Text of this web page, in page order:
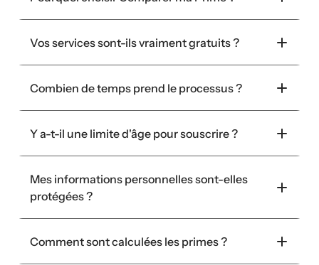
Vos services sont-ils vraiment gratuits ?
Combien de temps prend le processus ?
Y a-t-il une limite d'âge pour souscrire ?
Mes informations personnelles sont-elles
protégées ?
Comment sont calculées les primes ?